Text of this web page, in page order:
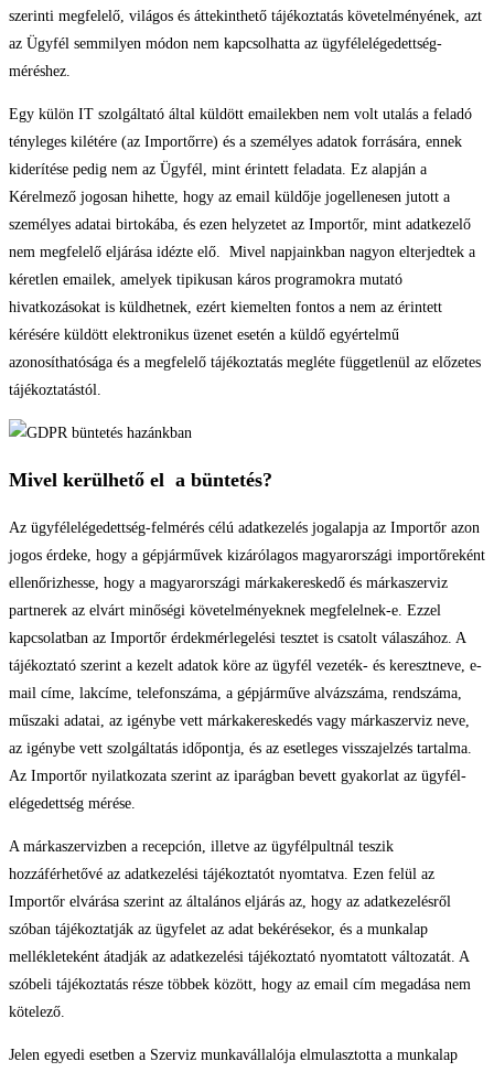
szerinti megfelelő, világos és áttekinthető tájékoztatás követelményének, azt
az Ügyfél semmilyen módon nem kapcsolhatta az ügyfélelégedettség-
méréshez.
Egy külön IT szolgáltató által küldött emailekben nem volt utalás a feladó
tényleges kilétére (az Importőrre) és a személyes adatok forrására, ennek
kiderítése pedig nem az Ügyfél, mint érintett feladata. Ez alapján a
Kérelmező jogosan hihette, hogy az email küldője jogellenesen jutott a
személyes adatai birtokába, és ezen helyzetet az Importőr, mint adatkezelő
nem megfelelő eljárása idézte elő. Mivel napjainkban nagyon elterjedtek a
kéretlen emailek, amelyek tipikusan káros programokra mutató
hivatkozásokat is küldhetnek, ezért kiemelten fontos a nem az érintett
kérésére küldött elektronikus üzenet esetén a küldő egyértelmű
azonosíthatósága és a megfelelő tájékoztatás megléte függetlenül az előzetes
tájékoztatástól.
Mivel kerülhető el a büntetés?
Az ügyfélelégedettség-felmérés célú adatkezelés jogalapja az Importőr azon
jogos érdeke, hogy a gépjárművek kizárólagos magyarországi importőreként
ellenőrizhesse, hogy a magyarországi márkakereskedő és márkaszerviz
partnerek az elvárt minőségi követelményeknek megfelelnek-e. Ezzel
kapcsolatban az Importőr érdekmérlegelési tesztet is csatolt válaszához. A
tájékoztató szerint a kezelt adatok köre az ügyfél vezeték- és keresztneve, e-
mail címe, lakcíme, telefonszáma, a gépjárműve alvázszáma, rendszáma,
műszaki adatai, az igénybe vett márkakereskedés vagy márkaszerviz neve,
az igénybe vett szolgáltatás időpontja, és az esetleges visszajelzés tartalma.
Az Importőr nyilatkozata szerint az iparágban bevett gyakorlat az ügyfél-
elégedettség mérése.
A márkaszervizben a recepción, illetve az ügyfélpultnál teszik
hozzáférhetővé az adatkezelési tájékoztatót nyomtatva. Ezen felül az
Importőr elvárása szerint az általános eljárás az, hogy az adatkezelésről
szóban tájékoztatják az ügyfelet az adat bekérésekor, és a munkalap
mellékleteként átadják az adatkezelési tájékoztató nyomtatott változatát. A
szóbeli tájékoztatás része többek között, hogy az email cím megadása nem
kötelező.
Jelen egyedi esetben a Szerviz munkavállalója elmulasztotta a munkalap